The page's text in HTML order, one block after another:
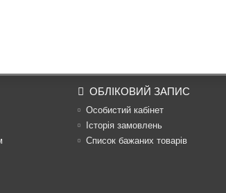
ОБЛІКОВИЙ ЗАПИС
Особистий кабінет
Історія замовлень
Список бажаних товарів